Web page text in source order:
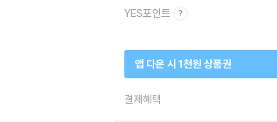
YES포인트
앱 다운 시 1천원 상품권
결제혜택